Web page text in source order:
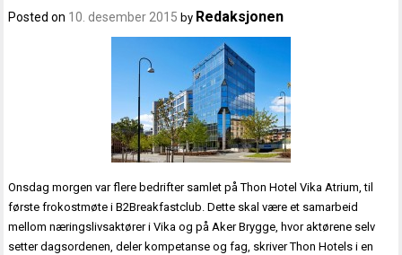
Posted on 10. desember 2015 by Redaksjonen
Onsdag morgen var flere bedrifter samlet på Thon Hotel Vika Atrium, til
første frokostmøte i B2Breakfastclub. Dette skal være et samarbeid
mellom næringslivsaktører i Vika og på Aker Brygge, hvor aktørene selv
setter dagsordenen, deler kompetanse og fag, skriver Thon Hotels i en